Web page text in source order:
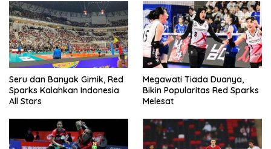
Seru dan Banyak Gimik, Red
Sparks Kalahkan Indonesia
All Stars
Megawati Tiada Duanya,
Bikin Popularitas Red Sparks
Melesat